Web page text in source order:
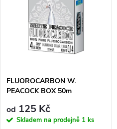
FLUOROCARBON W.
PEACOCK BOX 50m
od 125 Kč
Skladem na prodejně 1 ks